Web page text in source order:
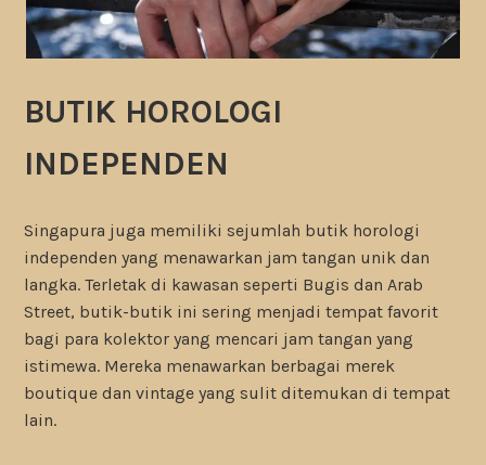
BUTIK HOROLOGI
INDEPENDEN
Singapura juga memiliki sejumlah butik horologi
independen yang menawarkan jam tangan unik dan
langka. Terletak di kawasan seperti Bugis dan Arab
Street, butik-butik ini sering menjadi tempat favorit
bagi para kolektor yang mencari jam tangan yang
istimewa. Mereka menawarkan berbagai merek
boutique dan vintage yang sulit ditemukan di tempat
lain.